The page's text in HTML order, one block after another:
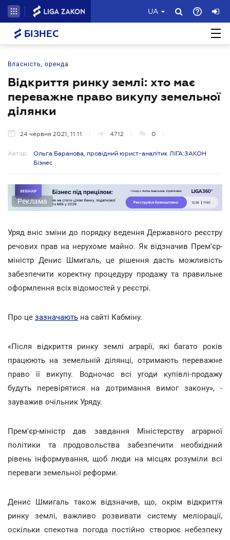
UA
БІЗНЕС
Власність, оренда
Відкриття ринку землі: хто має
переважне право викупу земельної
ділянки
24 червня 2021, 11:11 4712 0
Автор:
Ольга Баранова, провідний юрист-аналітик ЛІГА:ЗАКОН
Бізнес
Реклама
Уряд вніс зміни до порядку ведення Державного реєстру
речових прав на нерухоме майно. Як відзначив Прем'єр-
міністр Денис Шмигаль, це рішення дасть можливість
забезпечити коректну процедуру продажу та правильне
оформлення всіх відомостей у реєстрі.
Про це зазначають на сайті Кабміну.
«Після відкриття ринку землі аграрії, які багато років
працюють на земельній ділянці, отримають переважне
право її викупу. Водночас всі угоди купівлі-продажу
будуть перевірятися на дотримання вимог закону», -
зауважив очільник Уряду.
Прем'єр-міністр дав завдання Міністерству аграрної
політики та продовольства забезпечити необхідний
рівень інформування, щоб люди на місцях розуміли всі
переваги земельної реформи.
Денис Шмигаль також відзначив, що, окрім відкриття
ринку землі, важливо розвивати систему меліорації,
оскільки спекотна погода постійно створює небезпеку